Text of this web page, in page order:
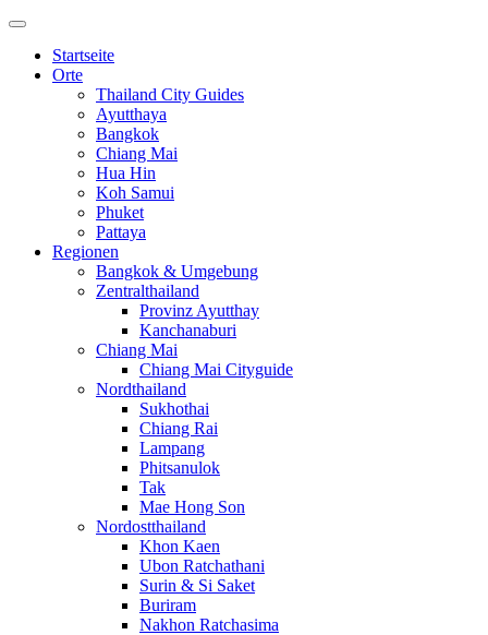
Startseite
Orte
Thailand City Guides
Ayutthaya
Bangkok
Chiang Mai
Hua Hin
Koh Samui
Phuket
Pattaya
Regionen
Bangkok & Umgebung
Zentralthailand
Provinz Ayutthay
Kanchanaburi
Chiang Mai
Chiang Mai Cityguide
Nordthailand
Sukhothai
Chiang Rai
Lampang
Phitsanulok
Tak
Mae Hong Son
Nordostthailand
Khon Kaen
Ubon Ratchathani
Surin & Si Saket
Buriram
Nakhon Ratchasima